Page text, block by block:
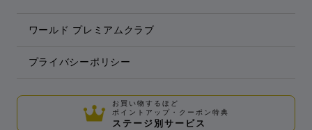
ワールド プレミアムクラブ
プライバシーポリシー
お買い物するほど
ポイントアップ・クーポン特典
ステージ別サービス